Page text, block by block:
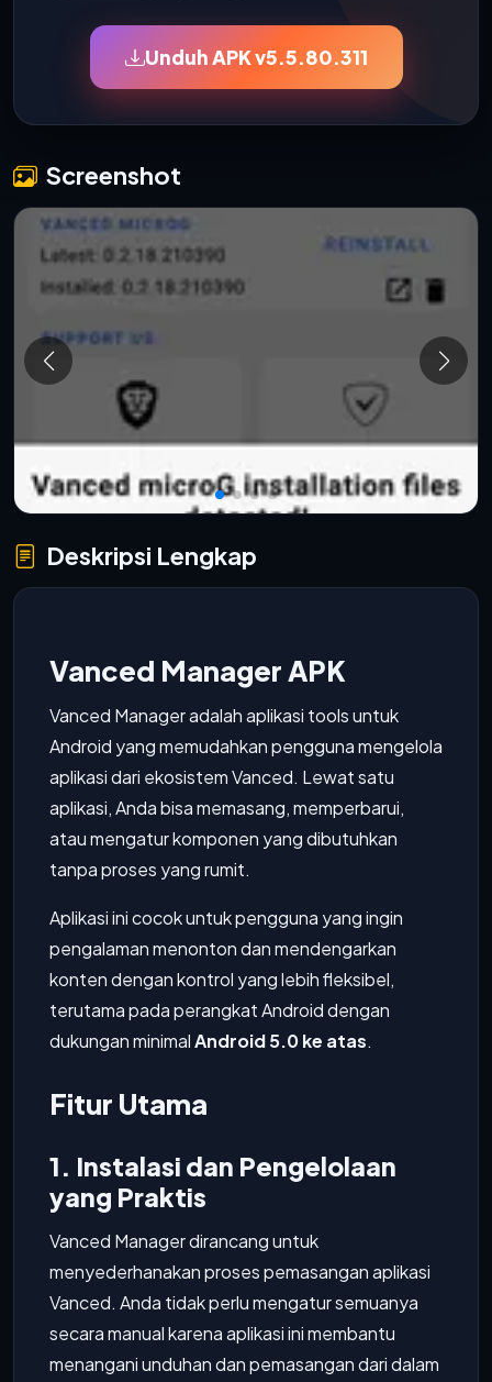
Unduh APK v5.5.80.311
Screenshot
Deskripsi Lengkap
Vanced Manager APK
Vanced Manager adalah aplikasi tools untuk
Android yang memudahkan pengguna mengelola
aplikasi dari ekosistem Vanced. Lewat satu
aplikasi, Anda bisa memasang, memperbarui,
atau mengatur komponen yang dibutuhkan
tanpa proses yang rumit.
Aplikasi ini cocok untuk pengguna yang ingin
pengalaman menonton dan mendengarkan
konten dengan kontrol yang lebih fleksibel,
terutama pada perangkat Android dengan
dukungan minimalAndroid 5.0 ke atas.
Fitur Utama
1. Instalasi dan Pengelolaan
yang Praktis
Vanced Manager dirancang untuk
menyederhanakan proses pemasangan aplikasi
Vanced. Anda tidak perlu mengatur semuanya
secara manual karena aplikasi ini membantu
menangani unduhan dan pemasangan dari dalam